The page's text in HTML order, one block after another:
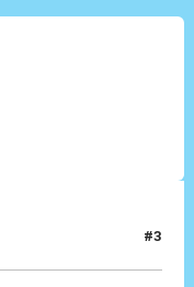
#3